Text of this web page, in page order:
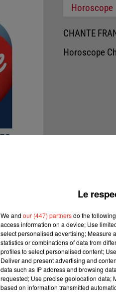
Horoscope
CHANTE
Horoscope
Le
We and our (447) partnersdo the
access information on a device; Use
select personalised advertising; Measure
statistics or combinations of data from
profiles to select personalised content;
Deliver and present advertising and
data such as IP address and browsing
requested; Use precise geolocation data;
based on information transmitted